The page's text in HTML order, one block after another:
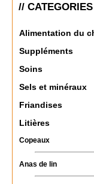
// CATEGORIES
Alimentation du
Suppléments
Soins
Sels et minéraux
Friandises
Litières
Copeaux
Anas de lin